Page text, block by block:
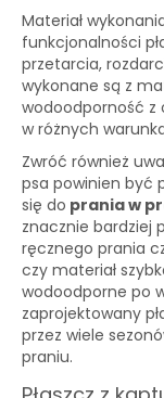
Materiał
funkcjonalności
przetarcia,
wykonane są z
wodoodporność z
w różnych
Zwróć również
psa powinien być
się do prania w
znacznie bardziej
ręcznego prania
czy materiał
wodoodporne po
zaprojektowany
przez wiele
praniu.